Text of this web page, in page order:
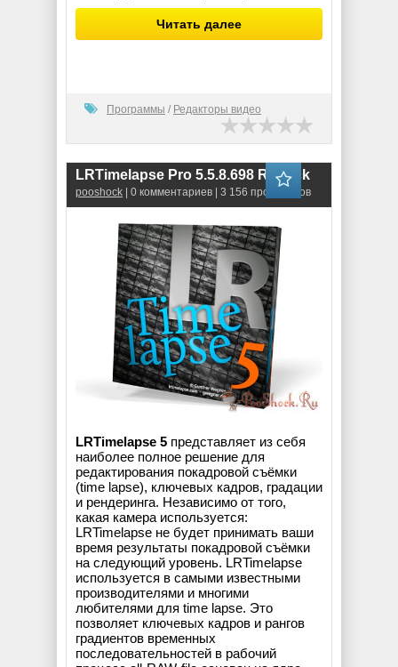
Читать далее
Программы / Редакторы видео
LRTimelapse Pro 5.5.8.698 RePack
pooshock | 0 комментариев | 3 156 просмотров
LRTimelapse 5 представляет из себя
наиболее полное решение для
редактирования покадровой съёмки
(time lapse), ключевых кадров, градации
и рендеринга. Независимо от того,
какая камера используется:
LRTimelapse не будет принимать ваши
время результаты покадровой съёмки
на следующий уровень. LRTimelapse
используется в самыми известными
производителями и многими
любителями для time lapse. Это
позволяет ключевых кадров и рангов
градиентов временных
последовательностей в рабочий